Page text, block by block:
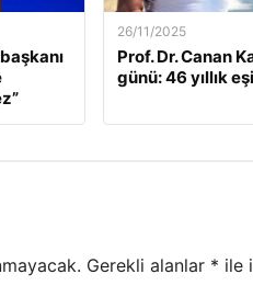
26/11/2025
Prof. Dr. Canan
günü: 46 yıllık
Gerekli alanlar * ile